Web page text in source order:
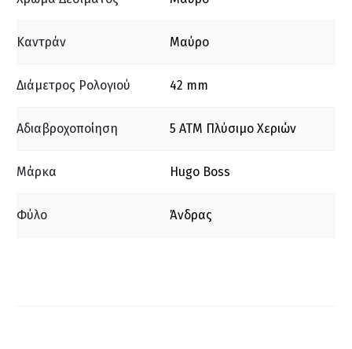
Καντράν Μαύρο
Διάμετρος Ρολογιού 42 mm
Αδιαβροχοποίηση 5 ΑΤΜ Πλύσιμο Χεριών
Μάρκα Hugo Boss
Φύλο Άνδρας